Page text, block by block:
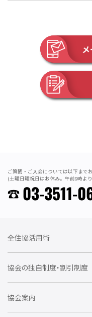
ご質問・ご入会については以下まで
(土曜日曜祝日はお休み。午前9時よ
03-3511-
全住協活用術
委員会に参加しよう
要望活動に参加しよう
協会の独自制度・割引制度
住宅瑕疵担保責任保険割引制度
協会案内